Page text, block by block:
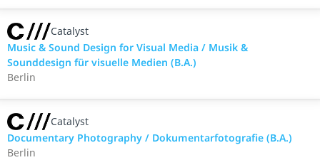
Catalyst
Music & Sound Design for Visual Media / Musik &
Sounddesign für visuelle Medien (B.A.)
Berlin
Catalyst
Documentary Photography / Dokumentarfotografie (B.A.)
Berlin